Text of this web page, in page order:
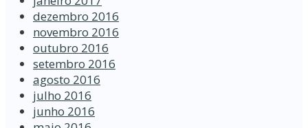
dezembro 2016
novembro 2016
outubro 2016
setembro 2016
agosto 2016
julho 2016
junho 2016